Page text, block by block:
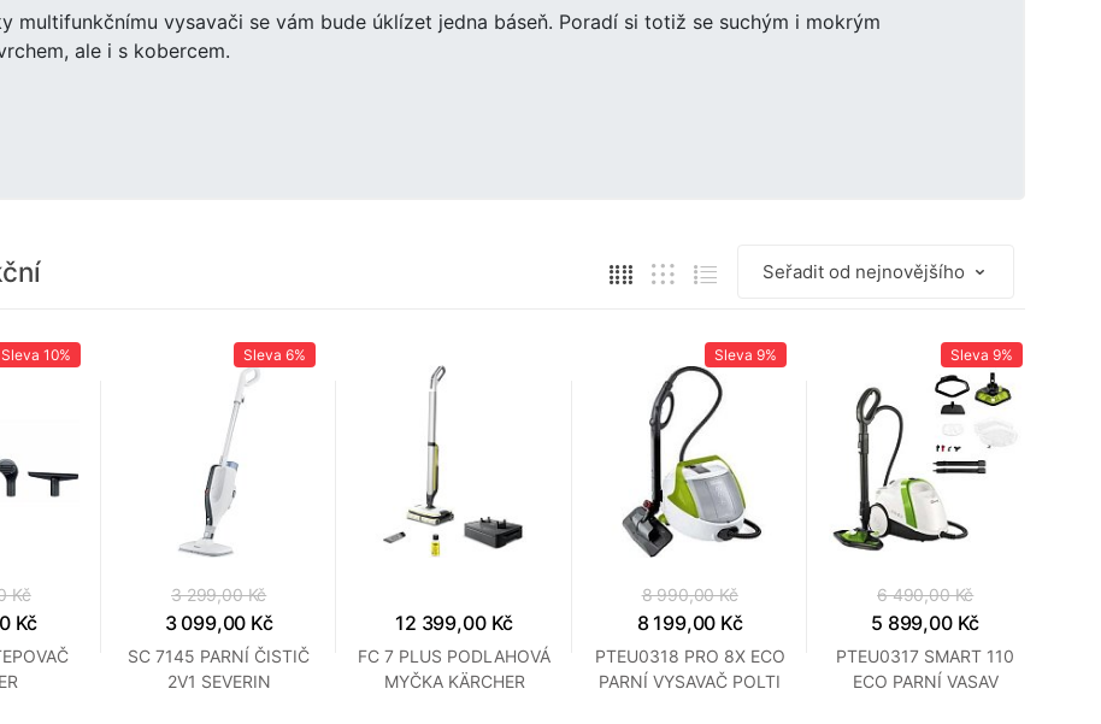
multifunkčnímu vysavači se vám bude úklízet jedna báseň. Poradí si totiž se suchým i mokrým
ale i s kobercem.
Sleva 10%
Kč
Kč
Sleva6%
3 299,00 Kč
3 099,00 Kč
SC 7145 PARNÍ ČISTIČ
2V1 SEVERIN
12 399,00 Kč
FC 7 PLUS PODLAHOVÁ
MYČKA KÄRCHER
Sleva9%
8 990,00 Kč
8 199,00 Kč
PTEU0318 PRO 8X ECO
PARNÍ VYSAVAČ POLTI
Sleva 9%
6 490,00 Kč
5 899,00 Kč
PTEU0317 SMART 110
ECO PARNÍ VASAV